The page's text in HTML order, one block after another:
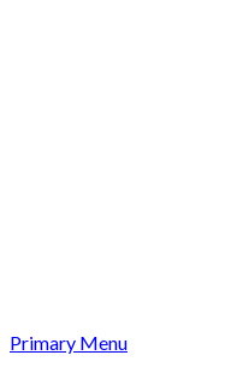
Primary Menu